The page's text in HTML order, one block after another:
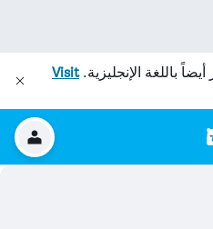
باللغة الإنجليزية.Visit